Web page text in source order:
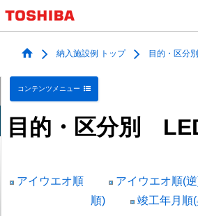
納入施設例 トップ 目的・区分別
コンテンツメニュー
目的・区分別
アイウエオ順 アイウエオ順(
順)
竣工年月順